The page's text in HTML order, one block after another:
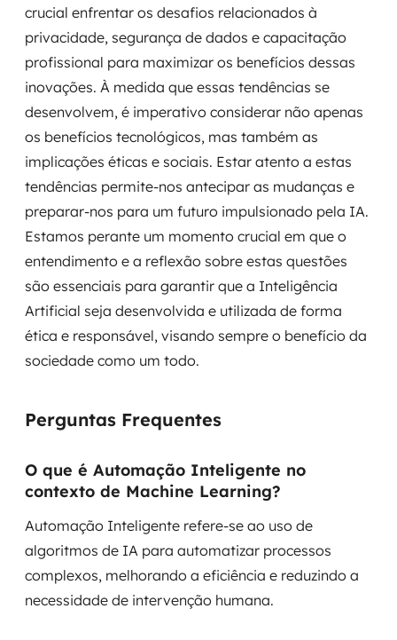
crucial enfrentar os desafios relacionados à
privacidade, segurança de dados e capacitação
profissional para maximizar os benefícios dessas
inovações. À medida que essas tendências se
desenvolvem, é imperativo considerar não apenas
os benefícios tecnológicos, mas também as
implicações éticas e sociais. Estar atento a estas
tendências permite-nos antecipar as mudanças e
preparar-nos para um futuro impulsionado pela IA.
Estamos perante um momento crucial em que o
entendimento e a reflexão sobre estas questões
são essenciais para garantir que a Inteligência
Artificial seja desenvolvida e utilizada de forma
ética e responsável, visando sempre o benefício da
sociedade como um todo.
Perguntas Frequentes
O que é Automação Inteligente no
contexto de Machine Learning?
Automação Inteligente refere-se ao uso de
algoritmos de IA para automatizar processos
complexos, melhorando a eficiência e reduzindo a
necessidade de intervenção humana.